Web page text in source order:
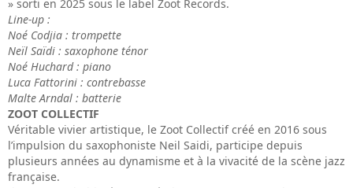
» sorti en 2025 sous le label Zoot Records.
Line-up :
Noé Codjia : trompette
Neïl Saïdi : saxophone ténor
Noé Huchard : piano
Luca Fattorini : contrebasse
Malte Arndal : batterie
ZOOT COLLECTIF
Véritable vivier artistique, le Zoot Collectif créé en 2016 sous
l’impulsion du saxophoniste Neil Saidi, participe depuis
plusieurs années au dynamisme et à la vivacité de la scène jazz
française.